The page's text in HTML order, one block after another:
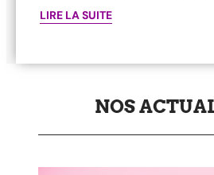
LIRE LA SUITE
NOS